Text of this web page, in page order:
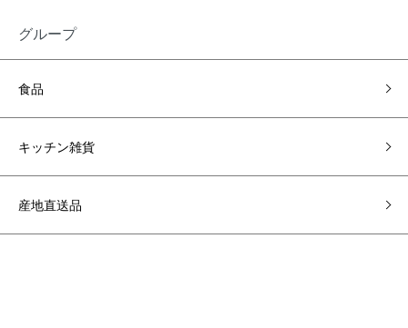
グループ
食品
キッチン雑貨
産地直送品